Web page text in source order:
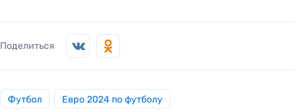
Поделиться
Футбол Евро 2024 по футболу